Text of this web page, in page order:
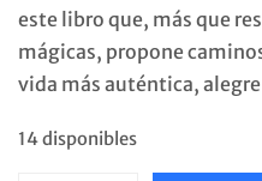
este libro que, más que
mágicas, propone
vida más auténtica, alegre
14 disponibles